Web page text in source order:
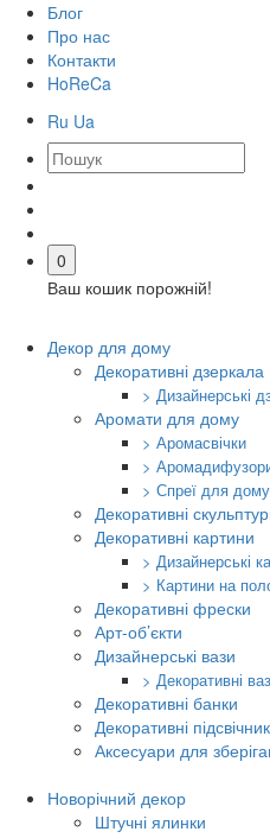
Блог
Про нас
Контакти
HoReCa
Ru Ua
0
Ваш кошик порожній!
Декор для дому
Декоративні дзеркала
> Дизайнерські
Аромати для дому
> Аромасвічки
>
> Спреї для дому
Декоративні
Декоративні картини
> Дизайнерські
> Картини на
Декоративні фрески
Арт-об’єкти
Дизайнерські вази
> Декоративні
Декоративні банки
Декоративні
Аксесуари для
Новорічний декор
Штучні ялинки